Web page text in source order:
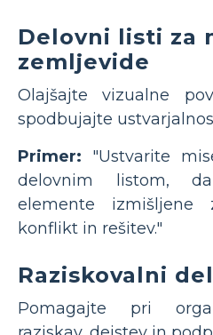
Delovni listi za
zemljevide
Olajšajte vizualne
spodbujajte
Primer: "Ustvarite
delovnim listom,
elemente izmišljene
konflikt in rešitev."
Raziskovalni
Pomagajte pri